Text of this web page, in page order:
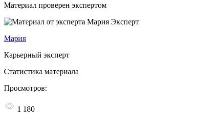
Материал проверен экспертом
Эксперт
Мария
Карьерный эксперт
Статистика материала
Просмотров:
1 180